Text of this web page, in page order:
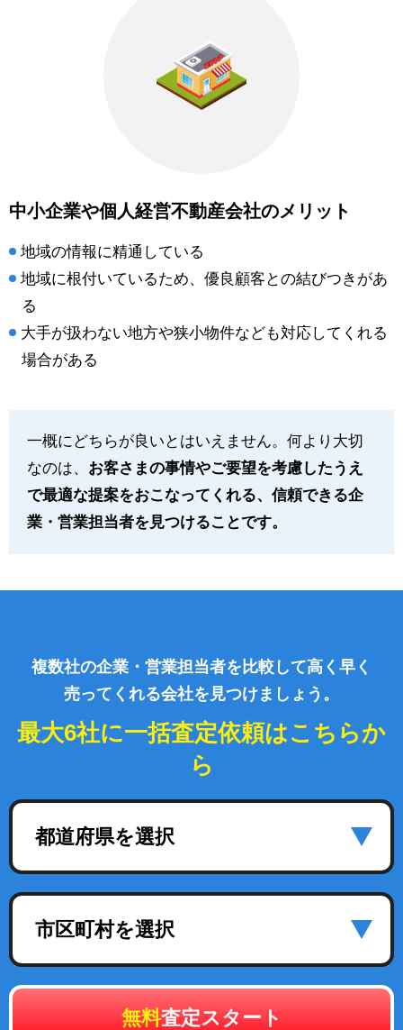
中小企業や個人経営不動産会社のメリット
地域の情報に精通している
地域に根付いているため、優良顧客との結びつきがあ
る
大手が扱わない地方や狭小物件なども対応してくれる
場合がある
一概にどちらが良いとはいえません。何より大切
なのは、 お客さまの事情やご要望を考慮したうえ
で最適な提案をおこなってくれる、信頼できる企
業・営業担当者を見つけることです。
複数社の企業・営業担当者を比較して高く早く
売ってくれる会社を見つけましょう。
最大6社に一括査定依頼はこちらか
ら
都道府県を選択
市区町村を選択
無料査定スタート